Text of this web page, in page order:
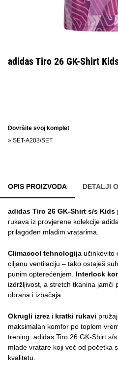
adidas Tiro 26 GK-Shirt
Dovršite svoj komplet
» SET-A203/SET
OPIS PROIZVODA DETALJI
adidas Tiro 26 GK-Shirt s/s Kids
rukava iz provjerene kolekcije
prilagođen mladim vratarima.
Climacool tehnologija učinkovito
ciljanu ventilaciju – tako ostaješ
punim opterećenjem. Interlock
izdržljivost, a stretch tkanina jamči
obrana i izbačaja.
Okrugli izrez i kratki rukavi
maksimalan komfor po toplom
trening: adidas Tiro 26 GK-Shirt s/
mlade vratare koji već od početka
kvalitetu.